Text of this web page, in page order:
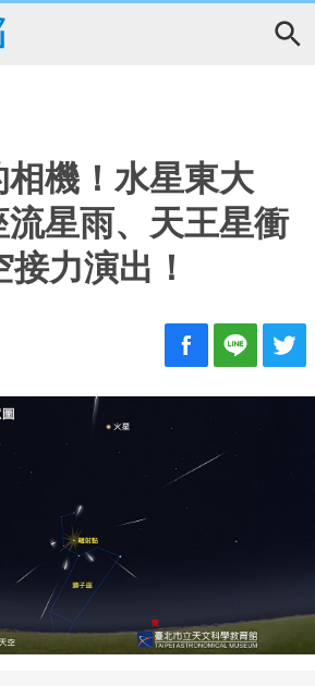
機！水星東大
流星雨、天王星衝
力演出！